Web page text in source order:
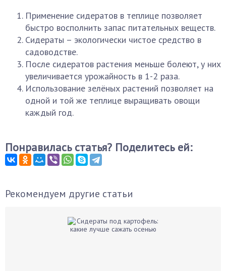
Применение сидератов в теплице позволяет
быстро восполнить запас питательных веществ.
Сидераты – экологически чистое средство в
садоводстве.
После сидератов растения меньше болеют, у них
увеличивается урожайность в 1-2 раза.
Использование зелёных растений позволяет на
одной и той же теплице выращивать овощи
каждый год.
Понравилась статья? Поделитесь ей:
Рекомендуем другие статьи